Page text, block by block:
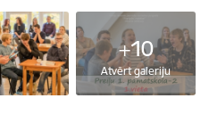
+10
Atvērt galeriju